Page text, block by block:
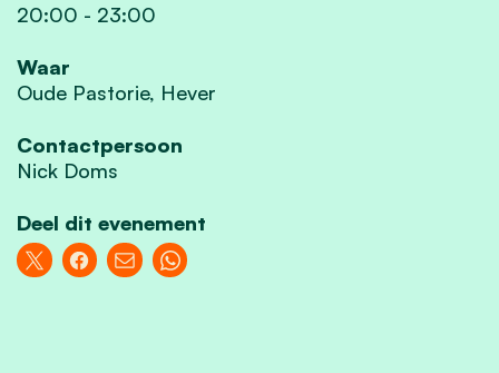
20:00 - 23:00
Waar
Oude Pastorie, Hever
Contactpersoon
Nick Doms
Deel dit evenement